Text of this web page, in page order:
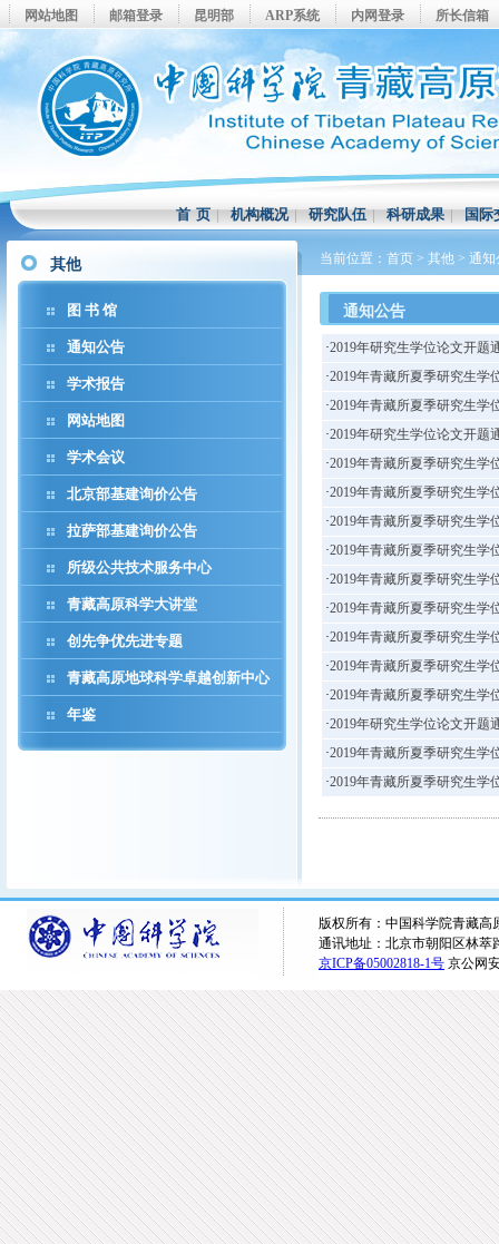
网站地图 邮箱登录 昆明部 ARP系统 内网登录 所长信箱
首 页|机构概况|研究队伍|科研成果|国际
其他
图 书 馆
通知公告
学术报告
网站地图
学术会议
北京部基建询价公告
拉萨部基建询价公告
所级公共技术服务中心
青藏高原科学大讲堂
创先争优先进专题
青藏高原地球科学卓越创新中心
年鉴
当前位置： 首页 > 其他 > 通知
通知公告
·2019年研究生学位论文开题
·2019年青藏所夏季研究生学
·2019年青藏所夏季研究生学
·2019年研究生学位论文开题
·2019年青藏所夏季研究生学
·2019年青藏所夏季研究生学
·2019年青藏所夏季研究生学
·2019年青藏所夏季研究生学
·2019年青藏所夏季研究生学
·2019年青藏所夏季研究生学
·2019年青藏所夏季研究生学
·2019年青藏所夏季研究生学
·2019年青藏所夏季研究生学
·2019年研究生学位论文开题
·2019年青藏所夏季研究生学
·2019年青藏所夏季研究生学
版权所有：中国科学院青藏高
通讯地址：北京市朝阳区林萃
京ICP备05002818-1号 京公网